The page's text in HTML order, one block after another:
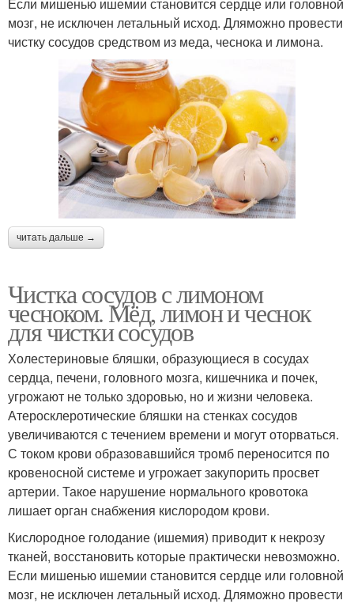
Если мишенью ишемии становится сердце или головной
мозг, не исключен летальный исход. Дляможно провести
чистку сосудов средством из меда, чеснока и лимона.
читать дальше →
Чистка сосудов с лимоном
чесноком. Мёд, лимон и чеснок
для чистки сосудов
Холестериновые бляшки, образующиеся в сосудах
сердца, печени, головного мозга, кишечника и почек,
угрожают не только здоровью, но и жизни человека.
Атеросклеротические бляшки на стенках сосудов
увеличиваются с течением времени и могут оторваться.
С током крови образовавшийся тромб переносится по
кровеносной системе и угрожает закупорить просвет
артерии. Такое нарушение нормального кровотока
лишает орган снабжения кислородом крови.
Кислородное голодание (ишемия) приводит к некрозу
тканей, восстановить которые практически невозможно.
Если мишенью ишемии становится сердце или головной
мозг, не исключен летальный исход. Дляможно провести